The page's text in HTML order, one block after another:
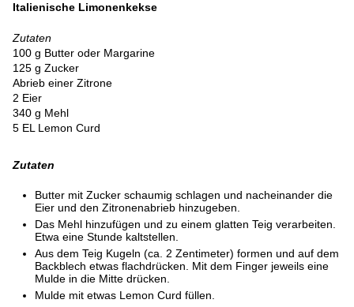
Italienische Limonenkekse
Zutaten
100 g Butter oder Margarine
125 g Zucker
Abrieb einer Zitrone
2 Eier
340 g Mehl
5 EL Lemon Curd
Zutaten
Butter mit Zucker schaumig schlagen und nacheinander die
Eier und den Zitronenabrieb hinzugeben.
Das Mehl hinzufügen und zu einem glatten Teig verarbeiten.
Etwa eine Stunde kaltstellen.
Aus dem Teig Kugeln (ca. 2 Zentimeter) formen und auf dem
Backblech etwas flachdrücken. Mit dem Finger jeweils eine
Mulde in die Mitte drücken.
Mulde mit etwas Lemon Curd füllen.